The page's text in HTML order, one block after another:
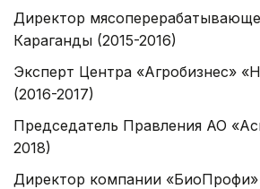
Директор
Караганды (2015-2016)
Эксперт Центра «Агробизнес»
(2016-2017)
Председатель Правления АО
2018)
Директор компании «БиоПрофи»